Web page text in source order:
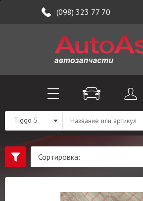
(098) 323 77 70
Tiggo 5